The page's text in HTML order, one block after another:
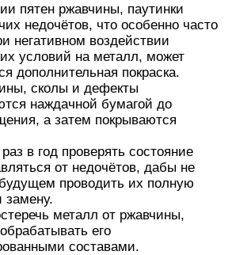
пятен ржавчины, паутинки
недочётов, что особенно часто
негативном воздействии
условий на металл, может
дополнительная покраска.
сколы и дефекты
наждачной бумагой до
а затем покрываются
в год проверять состояние
от недочётов, дабы не
проводить их полную
замену.
металл от ржавчины,
его
составами.